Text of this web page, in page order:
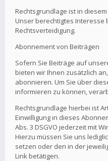
Rechtsgrundlage ist in diesem
Unser berechtigtes Interesse
Rechtsverteidigung.
Abonnement von Beiträgen
Sofern Sie Beiträge auf
bieten wir Ihnen zusätzlich
abonnieren. Um Sie über
informieren zu können,
Rechtsgrundlage hierbei ist
Einwilligung in dieses
Abs. 3 DSGVO jederzeit mit
Hierzu müssen Sie uns
setzen oder den in der
Link betätigen.